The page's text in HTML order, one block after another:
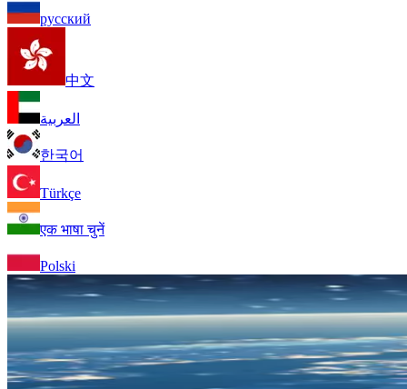
русский
中文
العربية
한국어
Türkçe
एक भाषा चुनें
Polski